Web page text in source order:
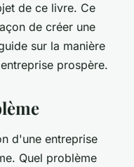
de ce livre. Ce
de créer une
sur la manière
prospère.
d'une entreprise
Quel problème